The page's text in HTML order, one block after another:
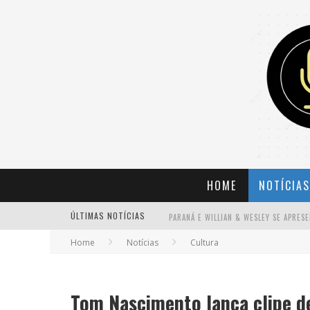
HOME NOTÍCIAS
ÚLTIMAS NOTÍCIAS
Home Notícias Cultura
Tom Nascimento lança clipe